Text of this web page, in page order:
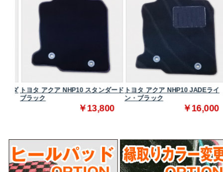
トヨタ アクア NHP10 スタンダード
ブラック
￥13,800
トヨタ アクア NHP10 JADEライ
ン・ブラック
￥16,000